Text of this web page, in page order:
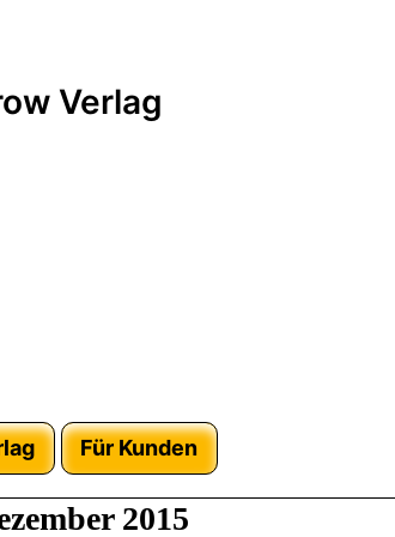
Verlag
Für Kunden
2015